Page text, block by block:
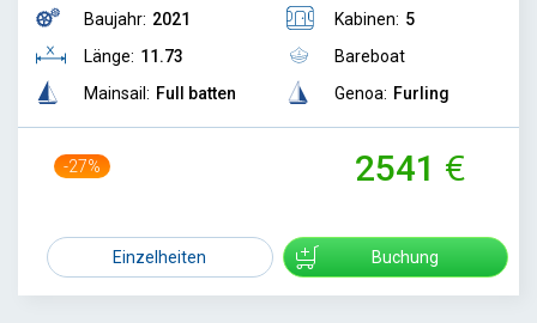
Baujahr: 2021
Länge: 11.73
Mainsail: Full batten
Kabinen: 5
Bareboat
Genoa: Furling
-27% 2541
Einzelheiten Buchung